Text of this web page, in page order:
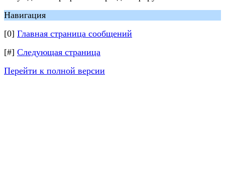
Навигация
[0] Главная страница сообщений
[#] Следующая страница
Перейти к полной версии